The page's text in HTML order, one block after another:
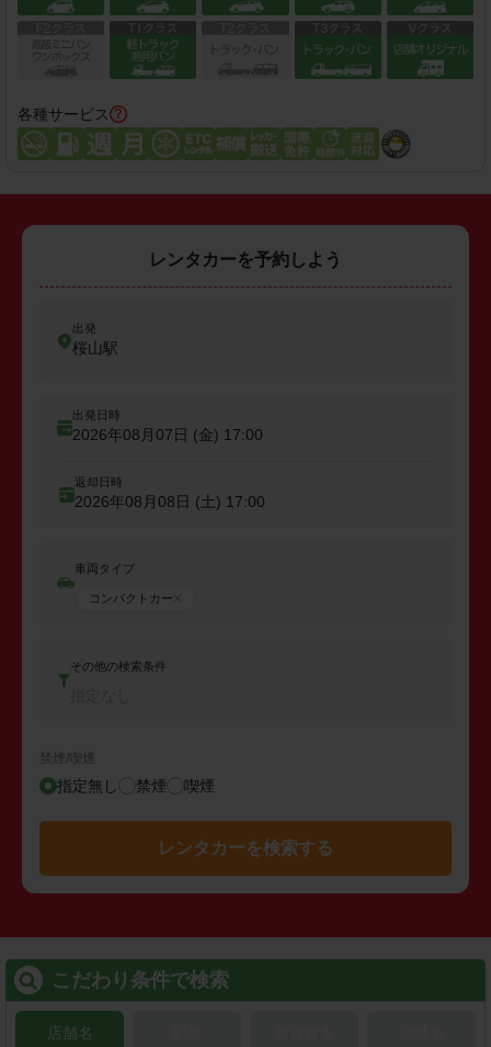
各種サービス
レンタカーを予約しよう
出発
桜山駅
出発日時
2026年08月07日 (金) 17:00
返却日時
2026年08月08日 (土) 17:00
車両タイプ
コンパクトカー
その他の検索条件
禁煙/喫煙
指定無し 禁煙 喫煙
レンタカーを検索する
こだわり条件で検索
店舗名